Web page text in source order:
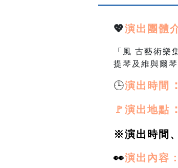
💖演出團體
「風 古藝術樂
提琴及維與爾
🕒演出時間 ：
🚩演出地點 ：
※演出時間
👀演出 內容：